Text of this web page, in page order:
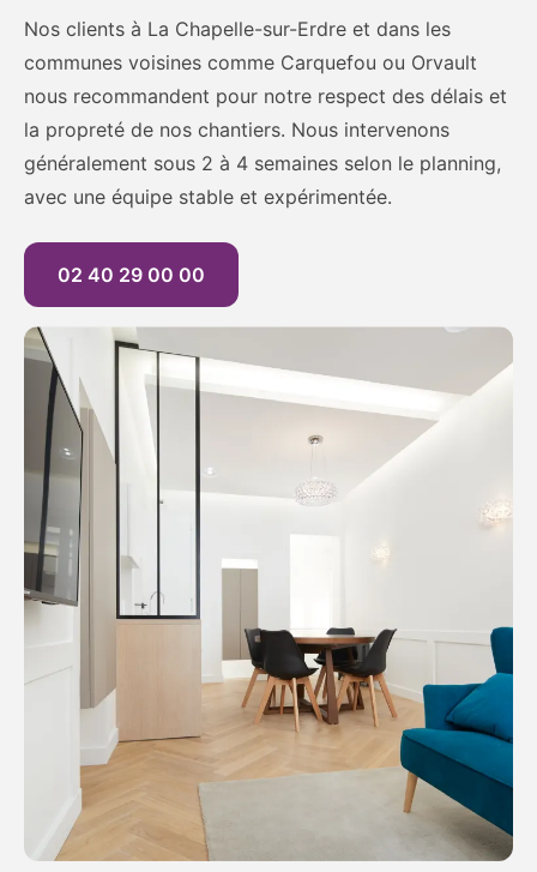
Nos clients à La Chapelle-sur-Erdre et dans les
communes voisines comme Carquefou ou Orvault
nous recommandent pour notre respect des délais et
la propreté de nos chantiers. Nous intervenons
généralement sous 2 à 4 semaines selon le planning,
avec une équipe stable et expérimentée.
02 40 29 00 00